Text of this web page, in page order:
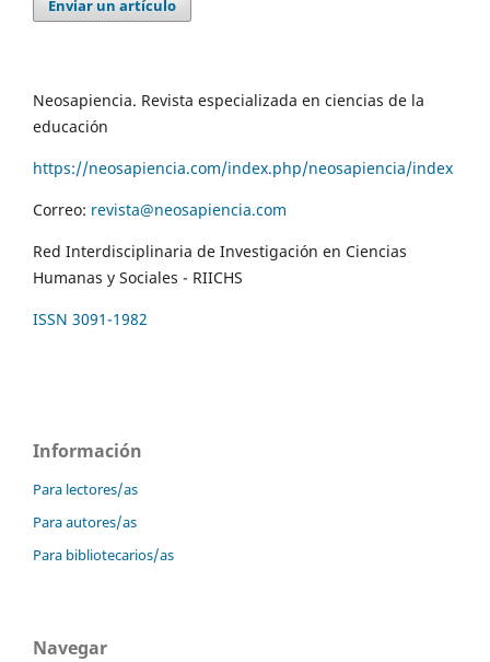
Enviar un artículo
Neosapiencia. Revista especializada en ciencias de la
educación
https://neosapiencia.com/index.php/neosapiencia/index
Correo: revista@neosapiencia.com
Red Interdisciplinaria de Investigación en Ciencias
Humanas y Sociales - RIICHS
ISSN 3091-1982
Información
Para lectores/as
Para autores/as
Para bibliotecarios/as
Navegar